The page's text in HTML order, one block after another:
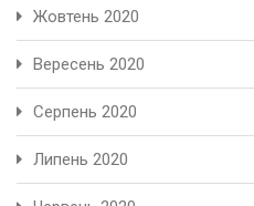
Жовтень 2020
Вересень 2020
Серпень 2020
Липень 2020